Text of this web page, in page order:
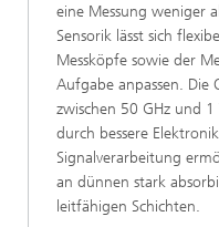
eine Messung weniger
Sensorik lässt sich
Messköpfe sowie der
Aufgabe anpassen. Die
zwischen 50 GHz und 1
durch bessere
Signalverarbeitung
an dünnen stark
leitfähigen Schichten.